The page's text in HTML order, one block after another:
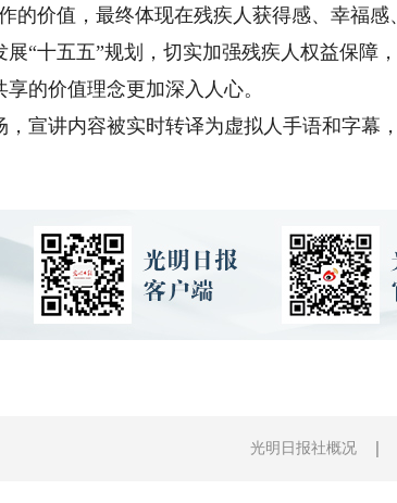
价值，最终体现在残疾人获得感、幸福感
展“十五五”规划，切实加强残疾人权益保障
的价值理念更加深入人心。
讲内容被实时转译为虚拟人手语和字幕，
光明日报社概况